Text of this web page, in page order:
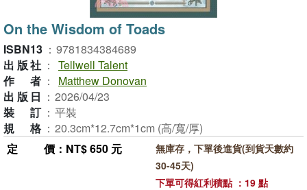
On the Wisdom of Toads
ISBN13 ： 9781834384689
出版社 ： Tellwell Talent
作者 ：
Matthew Donovan
出版日 ： 2026/04/23
裝訂 ： 平裝
規格 ： 20.3cm*12.7cm*1cm (高/寬/厚)
定價 ：NT$ 650 元
無庫存，下單後進貨(到貨天數約
30-45天)
下單可得紅利積點 ：19 點